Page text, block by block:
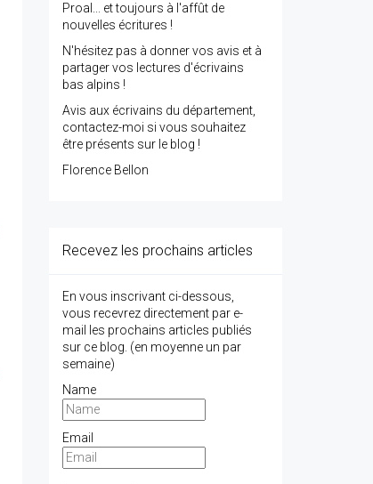
Proal... et toujours à l'affût de
nouvelles écritures !
N'hésitez pas à donner vos avis et à
partager vos lectures d'écrivains
bas alpins !
Avis aux écrivains du département,
contactez-moi si vous souhaitez
être présents sur le blog !
Florence Bellon
Recevez les prochains articles
En vous inscrivant ci-dessous,
vous recevrez directement par e-
mail les prochains articles publiés
sur ce blog. (en moyenne un par
semaine)
Name
Email